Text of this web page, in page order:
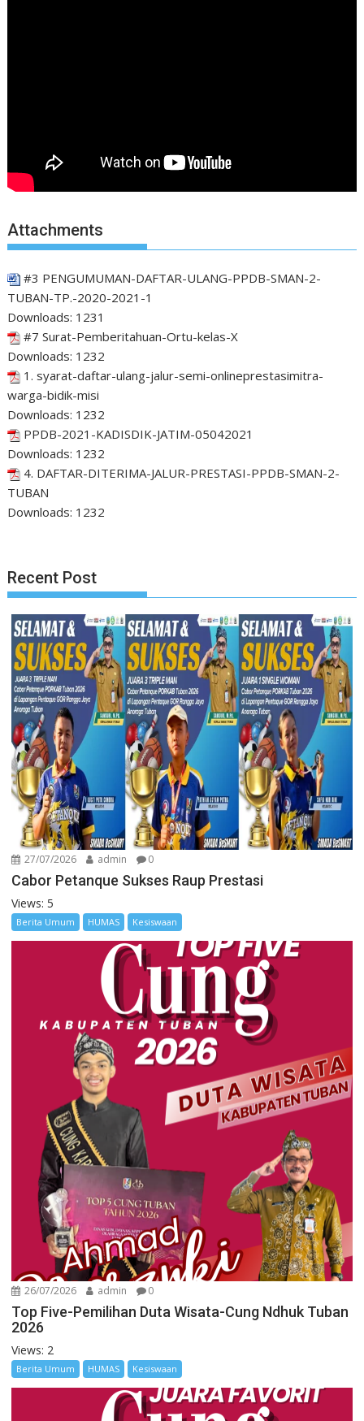
Attachments
#3 PENGUMUMAN-DAFTAR-ULANG-PPDB-SMAN-2-
TUBAN-TP.-2020-2021-1
Downloads: 1231
#7 Surat-Pemberitahuan-Ortu-kelas-X
Downloads: 1232
1. syarat-daftar-ulang-jalur-semi-onlineprestasimitra-
warga-bidik-misi
Downloads: 1232
PPDB-2021-KADISDIK-JATIM-05042021
Downloads: 1232
4. DAFTAR-DITERIMA-JALUR-PRESTASI-PPDB-SMAN-2-
TUBAN
Downloads: 1232
Recent Post
27/07/2026 admin 0
Cabor Petanque Sukses Raup Prestasi
Views: 5
Berita Umum HUMAS Kesiswaan
26/07/2026 admin 0
Top Five-Pemilihan Duta Wisata-Cung Ndhuk Tuban
2026
Views: 2
Berita Umum HUMAS Kesiswaan